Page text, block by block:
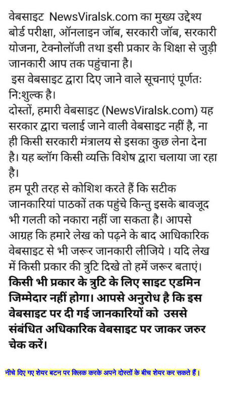
नीचे दिए गए शेयर बटन पर क्लिक करके अपने दोस्तों के बीच शेयर कर सकते हैं।